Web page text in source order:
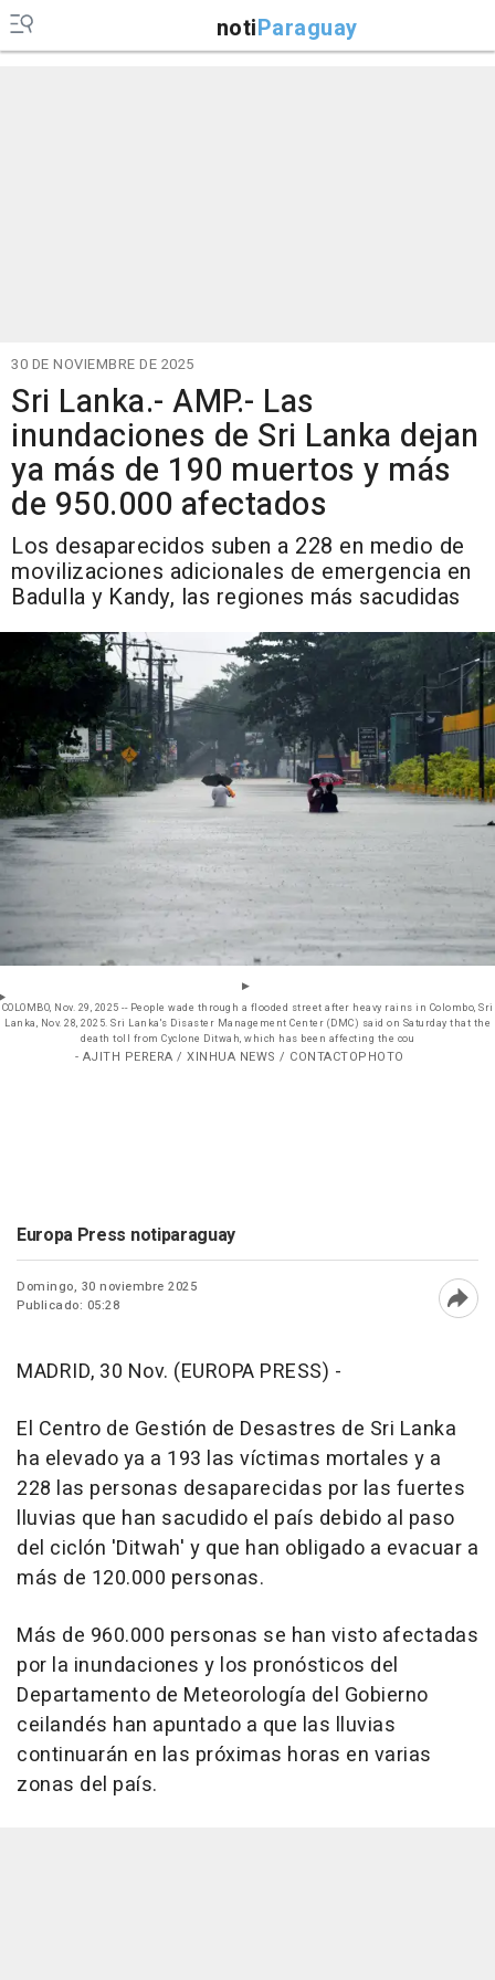
notiParaguay
30 DE NOVIEMBRE DE 2025
Sri Lanka.- AMP.- Las
inundaciones de Sri Lanka dejan
ya más de 190 muertos y más
de 950.000 afectados
Los desaparecidos suben a 228 en medio de
movilizaciones adicionales de emergencia en
Badulla y Kandy, las regiones más sacudidas
COLOMBO, Nov. 29, 2025 -- People wade through a flooded street after heavy rains in Colombo, Sri
Lanka, Nov. 28, 2025. Sri Lanka's Disaster Management Center (DMC) said on Saturday that the
death toll from Cyclone Ditwah, which has been affecting the cou
- AJITH PERERA / XINHUA NEWS / CONTACTOPHOTO
Europa Press notiparaguay
Domingo, 30 noviembre 2025
Publicado: 05:28
MADRID, 30 Nov. (EUROPA PRESS) -
El Centro de Gestión de Desastres de Sri Lanka
ha elevado ya a 193 las víctimas mortales y a
228 las personas desaparecidas por las fuertes
lluvias que han sacudido el país debido al paso
del ciclón 'Ditwah' y que han obligado a evacuar a
más de 120.000 personas.
Más de 960.000 personas se han visto afectadas
por la inundaciones y los pronósticos del
Departamento de Meteorología del Gobierno
ceilandés han apuntado a que las lluvias
continuarán en las próximas horas en varias
zonas del país.